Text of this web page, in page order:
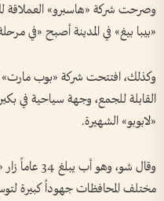
وصرحت شركة «هاسبرو» العملاقة
«بيبا بيغ» في المدينة أصبح «في
وكذلك، افتتحت شركة «بوب مارت»
القابلة للجمع، وجهة سياحية في
«لابوبو» الشهيرة.
وقال شو،
مختلف المحافظات جهوداً كبيرة